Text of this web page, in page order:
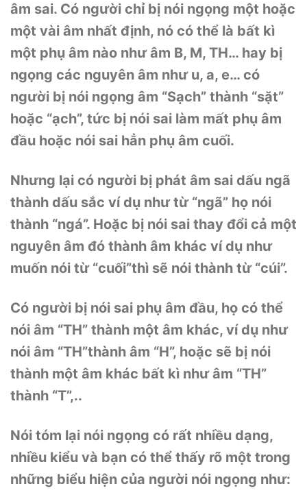
âm sai. Có người chỉ bị nói ngọng một hoặc
một vài âm nhất định, nó có thể là bất kì
một phụ âm nào như âm B, M, TH… hay bị
ngọng các nguyên âm như u, a, e… có
người bị nói ngọng âm “Sạch” thành “sặt”
hoặc “ạch”, tức bị nói sai làm mất phụ âm
đầu hoặc nói sai hẳn phụ âm cuối.
Nhưng lại có người bị phát âm sai dấu ngã
thành dấu sắc ví dụ như từ “ngã” họ nói
thành “ngá”. Hoặc bị nói sai thay đổi cả một
nguyên âm đó thành âm khác ví dụ như
muốn nói từ “cuối”thì sẽ nói thành từ “cúi”.
Có người bị nói sai phụ âm đầu, họ có thể
nói âm “TH” thành một âm khác, ví dụ như
nói âm “TH”thành âm “H”, hoặc sẽ bị nói
thành một âm khác bất kì như âm “TH”
thành “T”,..
Nói tóm lại nói ngọng có rất nhiều dạng,
nhiều kiểu và bạn có thể thấy rõ một trong
những biểu hiện của người nói ngọng như: